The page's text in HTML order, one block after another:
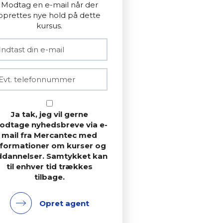
Modtag en e-mail når der
nye hold på dette
kursus.
Ja tak, jeg vil gerne
nyhedsbreve via e-
mail fra Mercantec med
om kurser og
Samtykket kan
til enhver tid trækkes
tilbage.
Opret agent